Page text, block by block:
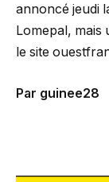
annoncé jeudi
Lomepal, mais
le site
Par guinee28